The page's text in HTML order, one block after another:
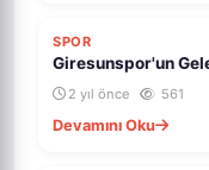
SPOR
Giresunspor'un
2 yıl önce 561
Devamını Oku